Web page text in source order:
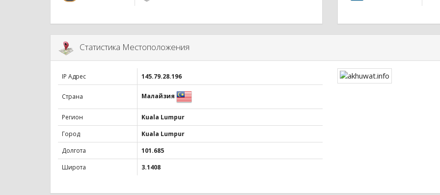
Статистика Местоположения
IP Адрес 145.79.28.196
Страна Малайзия
Регион
Kuala Lumpur
Город
Kuala Lumpur
Долгота
101.685
Широта
3.1408